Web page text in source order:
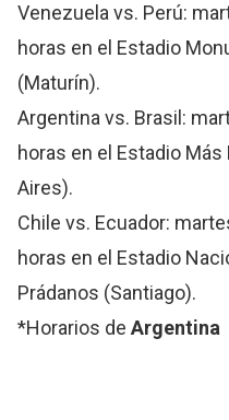
Venezuela vs. Perú:
horas en el Estadio
(Maturín).
Argentina vs. Brasil:
horas en el Estadio
Aires).
Chile vs. Ecuador:
horas en el Estadio
Prádanos (Santiago).
*Horarios de Argentina